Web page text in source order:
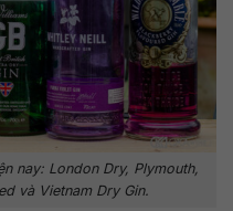
nay: London Dry, Plymouth,
và Vietnam Dry Gin.